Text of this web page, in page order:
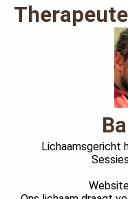
Lichaamsgericht
om
te